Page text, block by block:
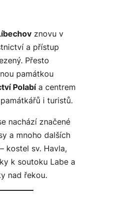
znovu v
a přístup
Přesto
památkou
Polabía centrem
i turistů.
nachází značené
a mnoho dalších
kostel sv. Havla,
k soutoku Labe a
nad řekou.